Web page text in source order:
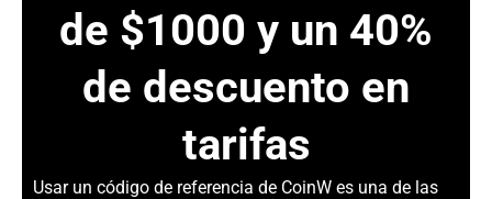
de $1000 y un 40%
de descuento en
tarifas
Usar un código de referencia de CoinW es una de las